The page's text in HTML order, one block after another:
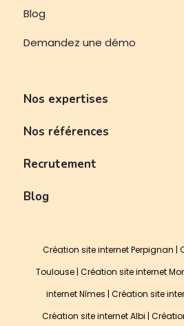
Blog
Demandez une démo
Nos expertises
Nos références
Recrutement
Blog
Création site internet Perpignan |
Toulouse| Création site internet
internet Nîmes | Création site
Création site internet Albi |